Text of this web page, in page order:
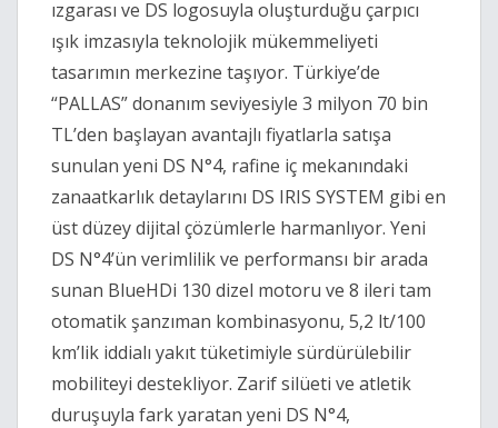
ızgarası ve DS logosuyla oluşturduğu çarpıcı
ışık imzasıyla teknolojik mükemmeliyeti
tasarımın merkezine taşıyor. Türkiye’de
“PALLAS” donanım seviyesiyle 3 milyon 70 bin
TL’den başlayan avantajlı fiyatlarla satışa
sunulan yeni DS N°4, rafine iç mekanındaki
zanaatkarlık detaylarını DS IRIS SYSTEM gibi en
üst düzey dijital çözümlerle harmanlıyor. Yeni
DS N°4’ün verimlilik ve performansı bir arada
sunan BlueHDi 130 dizel motoru ve 8 ileri tam
otomatik şanzıman kombinasyonu, 5,2 lt/100
km’lik iddialı yakıt tüketimiyle sürdürülebilir
mobiliteyi destekliyor. Zarif silüeti ve atletik
duruşuyla fark yaratan yeni DS N°4,